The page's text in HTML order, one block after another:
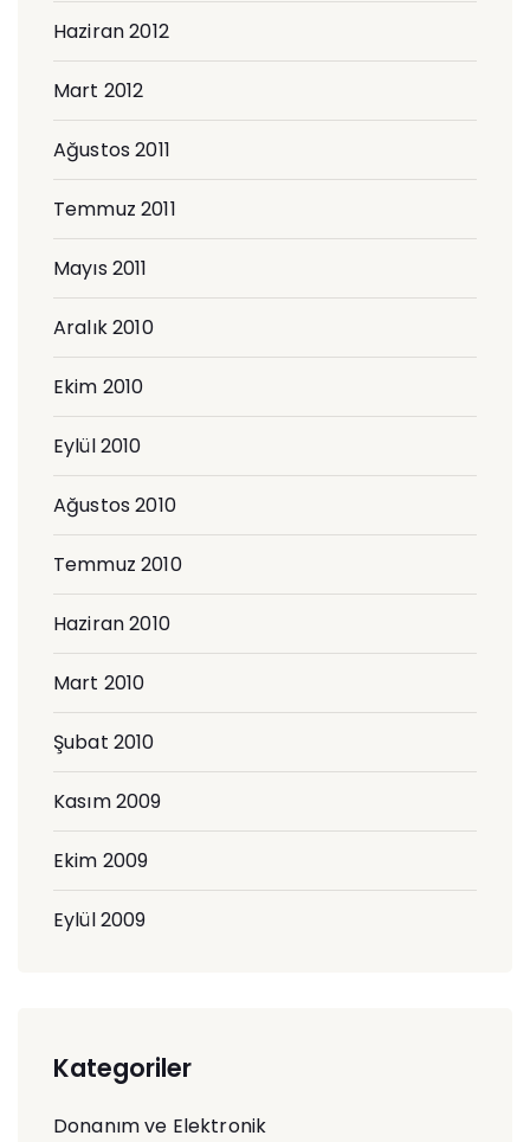
Haziran 2012
Mart 2012
Ağustos 2011
Temmuz 2011
Mayıs 2011
Aralık 2010
Ekim 2010
Eylül 2010
Ağustos 2010
Temmuz 2010
Haziran 2010
Mart 2010
Şubat 2010
Kasım 2009
Ekim 2009
Eylül 2009
Kategoriler
Donanım ve Elektronik